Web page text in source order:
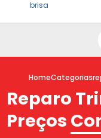
HomeCategorias
Reparo
Preços